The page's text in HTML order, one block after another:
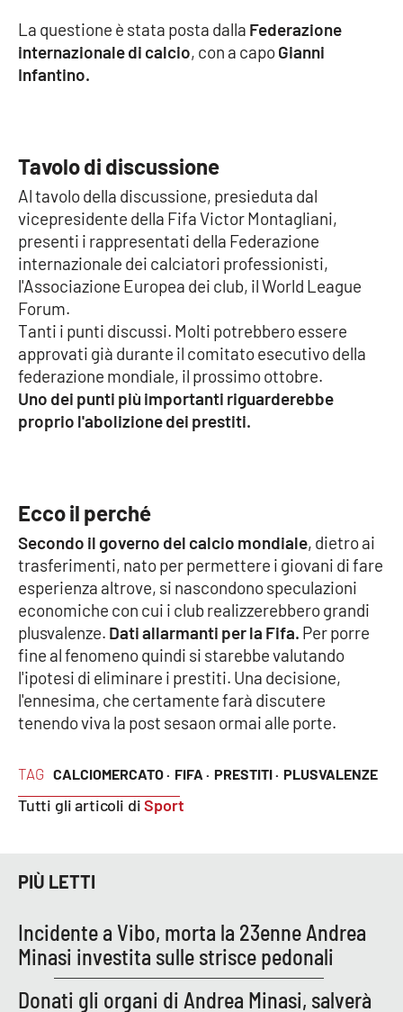
Ambiente
Economia e Lavoro
Politica
Sanità
Società
Sport
Parchi Marini Calabria
Leggendo Alvaro insieme
Imprese Di Calabria
Le perfidie di Antonella Grippo
Venti di comunicazione
STREAMING
LaC TV
EDIZIONI
LOCALI
TAG CALCIOMERCATO · FIFA · PRESTITI · PLUSVALENZE
Tutti gli articoli diSport
La questione è stata posta dalla Federazione
internazionale di calcio, con a capoGianni
Infantino.
Tavolo di discussione
Al tavolo della discussione, presieduta dal
vicepresidente della Fifa Victor Montagliani,
presenti i rappresentati della Federazione
internazionale dei calciatori professionisti,
l'Associazione Europea dei club, il World League
Forum.
Tanti i punti discussi. Molti potrebbero essere
approvati già durante il comitato esecutivo della
federazione mondiale, il prossimo ottobre.
Uno dei punti più importanti riguarderebbe
proprio l'abolizione dei prestiti.
Ecco il perché
Secondo il governo del calcio mondiale, dietro ai
trasferimenti, nato per permettere i giovani di fare
esperienza altrove, si nascondono speculazioni
economiche con cui i club realizzerebbero grandi
plusvalenze. Dati allarmanti per la Fifa. Per porre
fine al fenomeno quindi si starebbe valutando
l'ipotesi di eliminare i prestiti. Una decisione,
l'ennesima, che certamente farà discutere
tenendo viva la post sesaon ormai alle porte.
PIÙ LETTI
Incidente a Vibo, morta la 23enne Andrea
Minasi investita sulle strisce pedonali
Donati gli organi di Andrea Minasi, salverà